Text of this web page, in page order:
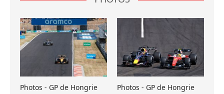
Photos - GP de Hongrie
Photos - GP de Hongrie